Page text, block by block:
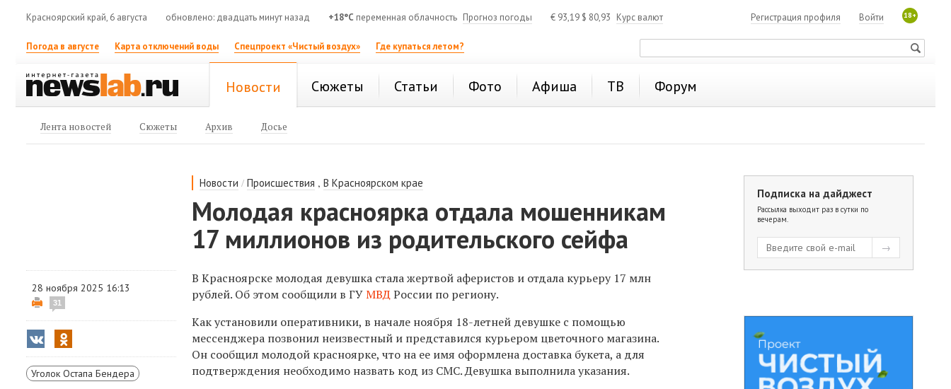
Красноярский край, 6 августа обновлено: двадцать минут назад +18°C переменная облачность Прогноз погоды € 93,19 $ 80,93 Курс валют 18+
Войти
Регистрация профиля
Погода в августе Карта отключений воды Спецпроект «Чистый воздух» Где купаться летом?
Новости Сюжеты Статьи Фото Афиша ТВ Форум
Лента новостей Сюжеты Архив Досье
Новости /Происшествия ,В Красноярском крае
Молодая красноярка отдала мошенникам
17 миллионов из родительского сейфа
28 ноября 2025 16:13
31
Уголок Остапа Бендера
В Красноярске молодая девушка стала жертвой аферистов и отдала курьеру 17 млн
рублей. Об этом сообщили в ГУМВДРоссии по региону.
Как установили оперативники, в начале ноября 18-летней девушке с помощью
мессенджера позвонил неизвестный и представился курьером цветочного магазина.
Он сообщил молодой красноярке, что на ее имя оформлена доставка букета, а для
подтверждения необходимо назвать код из СМС. Девушка выполнила указания.
Подписка на дайджест
Рассылка выходит раз в сутки по
вечерам.